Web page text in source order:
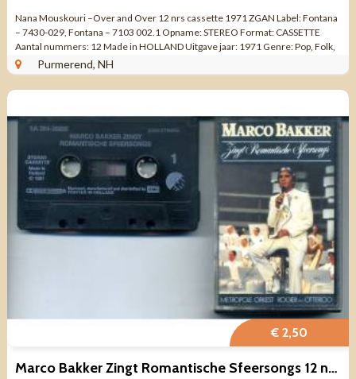
Nana Mouskouri –Over and Over 12 nrs cassette 1971 ZGAN Label: Fontana
– 7430-029, Fontana – 7103 002.1 Opname: STEREO Format: CASSETTE
Aantal nummers: 12 Made in HOLLAND Uitgave jaar: 1971 Genre: Pop, Folk,
...
Purmerend, NH
€ 2,50
Marco Bakker Zingt Romantische Sfeersongs 12 nrs cassette